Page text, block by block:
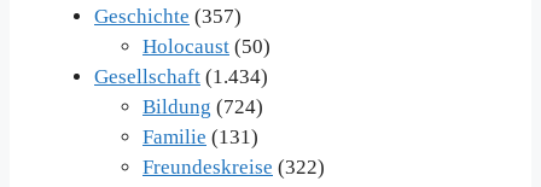
Geschichte (357)
Holocaust (50)
Gesellschaft (1.434)
Bildung (724)
Familie (131)
Freundeskreise (322)